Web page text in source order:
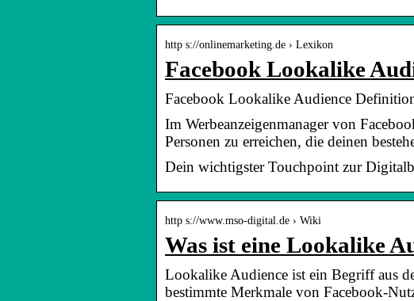
http s://onlinemarketing.de › Lexikon
Facebook Lookalike
Facebook Lookalike Audience
Im Werbeanzeigenmanager von
Personen zu erreichen, die deinen
Dein wichtigster Touchpoint zur
http s://www.mso-digital.de › Wiki
Was ist eine Lookalike
Lookalike Audience ist ein Begriff aus
bestimmte Merkmale von Facebook-